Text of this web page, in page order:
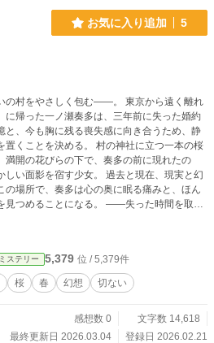
お気に入り追加 5
の村をやさしく包む――。 東京から遠く離れ
に帰った一ノ瀬奏多は、三年前に失った婚約
と、今も胸に残る喪失感に向き合うため、静
決める。 村の神社に立つ一本の桜
開の花びらの下で、奏多の前に現れたの
しい面影を宿す少女。 過去と現在、現実と幻
の場所で、奏多は心の奥に眠る痛みと、ほん
ことになる。 ――失った時間を取り
ない。でも、この桜の下で、何かが静かに動
ミステリー 5,379 位 / 5,379件
桜 春 幻想 切ない
感想数 0
文字数 14,618
最終更新日 2026.03.04
登録日 2026.02.21